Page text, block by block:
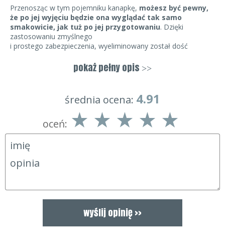
Przenosząc w tym pojemniku kanapkę, możesz być pewny,
że po jej wyjęciu będzie ona wyglądać tak samo
smakowicie, jak tuż po jej przygotowaniu. Dzięki
zastosowaniu zmyślnego
i prostego zabezpieczenia, wyeliminowany został dość
rozpadanie się kanapki podczas niewielkich nawet wstrząsów.
elastycznej osłony, która przylega do kanapki, lub innego typu
posiłku i zabezpiecza tę zawartość przed poruszaniem się we
Dodatkowym atutem tego pojemnika jest fakt, żegdy jest
on pusty można go spłaszczyć,
minimalną ilość miejsca w walizce lub plecaku.
pokaż pełny opis >>
średnia ocena: 4.91
oceń: